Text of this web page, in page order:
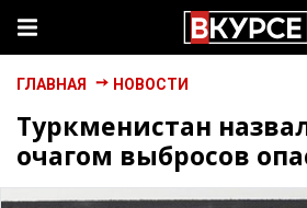
ГЛАВНАЯ НОВОСТИ
Туркменистан
очагом выбросов